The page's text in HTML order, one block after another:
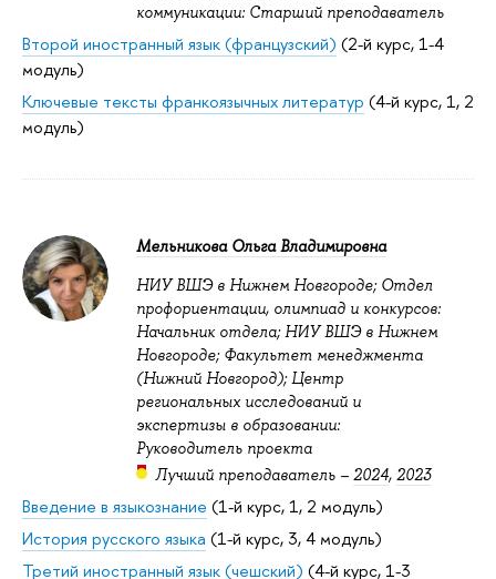
коммуникации: Старший преподаватель
Второй иностранный язык (французский) (2-й курс, 1-4
модуль)
Ключевые тексты франкоязычных литератур (4-й курс, 1, 2
модуль)
Мельникова Ольга Владимировна
НИУ ВШЭ в Нижнем Новгороде; Отдел
профориентации, олимпиад и конкурсов:
Начальник отдела; НИУ ВШЭ в Нижнем
Новгороде; Факультет менеджмента
(Нижний Новгород); Центр
региональных исследований и
экспертизы в образовании:
Руководитель проекта
Лучший преподаватель – 2024, 2023
Введение в языкознание (1-й курс, 1, 2 модуль)
История русского языка (1-й курс, 3, 4 модуль)
Третий иностранный язык (чешский) (4-й курс, 1-3